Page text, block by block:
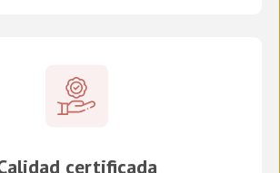
certificada